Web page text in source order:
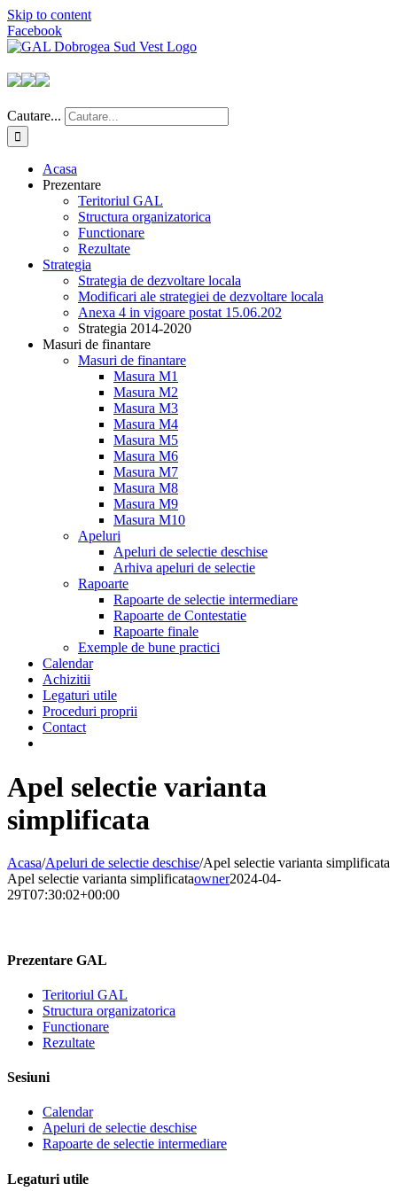
Skip to content
Facebook
Cautare...
Acasa
Prezentare
Teritoriul GAL
Structura organizatorica
Functionare
Rezultate
Strategia
Strategia de dezvoltare locala
Modificari ale strategiei de dezvoltare locala
Anexa 4 in vigoare postat 15.06.202
Strategia 2014-2020
Masuri de finantare
Masuri de finantare
Masura M1
Masura M2
Masura M3
Masura M4
Masura M5
Masura M6
Masura M7
Masura M8
Masura M9
Masura M10
Apeluri
Apeluri de selectie deschise
Arhiva apeluri de selectie
Rapoarte
Rapoarte de selectie intermediare
Rapoarte de Contestatie
Rapoarte finale
Exemple de bune practici
Calendar
Achizitii
Legaturi utile
Proceduri proprii
Contact
Apel selectie varianta
simplificata
Acasa/Apeluri de selectie deschise/Apel selectie varianta simplificata
Apel selectie varianta simplificataowner2024-04-
29T07:30:02+00:00
Prezentare GAL
Teritoriul GAL
Structura organizatorica
Functionare
Rezultate
Sesiuni
Calendar
Apeluri de selectie deschise
Rapoarte de selectie intermediare
Legaturi utile